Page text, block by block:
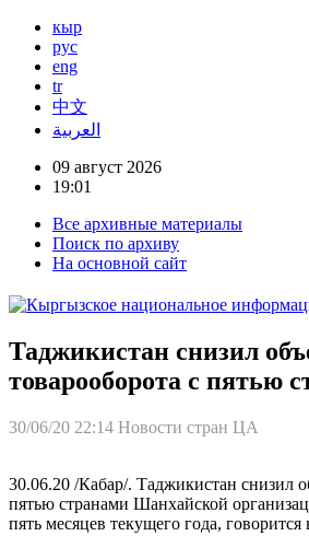
кыр
рус
eng
tr
中文
العربية
09 август 2026
19:01
Все архивные материалы
Поиск по архиву
На основной сайт
Таджикистан снизил
товарооборота с
30/06/20 22:14 Новости стран ЦА
30.06.20 /Кабар/. Таджикистан снизил
пятью странами Шанхайской
пять месяцев текущего года,